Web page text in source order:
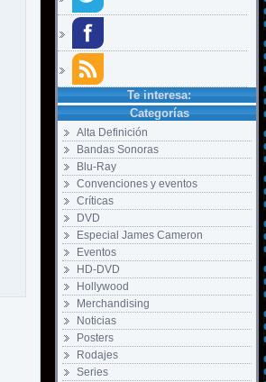
Te interesa:
Categorías
Alta Definición
Bandas Sonoras
Blu-Ray
Convenciones y eventos
Críticas
DVD
Especial James Cameron
Eventos
HD-DVD
Hollywood
Merchandising
Noticias
Posters
Rodajes
Series